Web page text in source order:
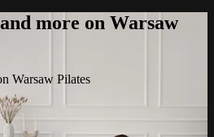
more on Warsaw
Warsaw Pilates